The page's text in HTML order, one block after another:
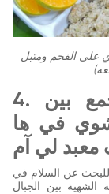
على الفحم ومتبل
4. اقتراح لخط سير رحلة يجمع بين
في ها
معبد لي آم
عن السلام في
الشهية بين الجبال